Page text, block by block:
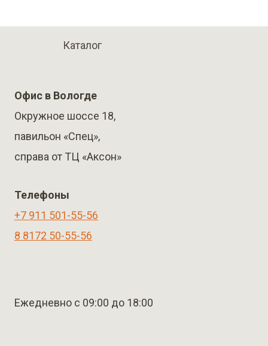
Каталог
Офис в Вологде
Окружное шоссе 18,
павильон «Спец»,
справа от ТЦ «Аксон»
Телефоны
+7 911 501-55-56
8 8172 50-55-56
Ежедневно с 09:00 до 18:00